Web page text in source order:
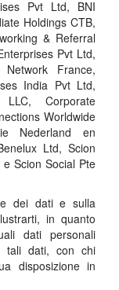
Pvt Ltd, BNI
Holdings CTB,
& Referral
Pvt Ltd,
France,
India Pvt Ltd,
LLC, Corporate
Worldwide
Nederland en
Ltd, Scion
Scion Social Pte
dei dati e sulla
in quanto
dati personali
tali dati, con chi
disposizione in